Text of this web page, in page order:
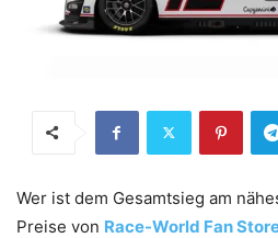
Wer ist dem Gesamtsieg am
Preise von Race-World Fan